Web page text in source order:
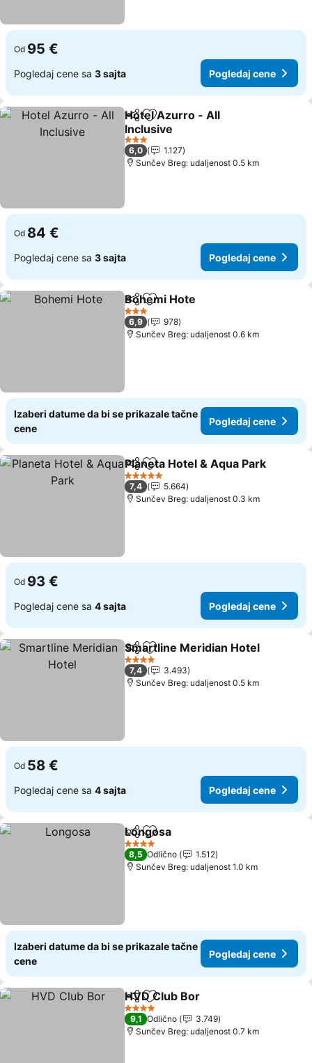
Od 95 €
Pogledaj cene sa 3 sajta Pogledaj cene
Deli Dodati u favorite
Hotel Azurro - All
Inclusive
3 Zvezdice
6,0
1.127
Sunčev Breg: udaljenost 0.5 km
Od 84 €
Pogledaj cene sa 3 sajta Pogledaj cene
Deli Dodati u favorite
Bohemi Hote
3 Zvezdice
6,9
978
Sunčev Breg: udaljenost 0.6 km
Izaberi datume da bi se prikazale tačne
cene
Pogledaj cene
Deli Dodati u favorite
Planeta Hotel & Aqua Park
5 Zvezdice
7,4
5.664
Sunčev Breg: udaljenost 0.3 km
Od 93 €
Pogledaj cene sa 4 sajta Pogledaj cene
Deli Dodati u favorite
Smartline Meridian Hotel
4 Zvezdice
7,4
3.493
Sunčev Breg: udaljenost 0.5 km
Od 58 €
Pogledaj cene sa 4 sajta Pogledaj cene
Deli Dodati u favorite
Longosa
4 Zvezdice
8,5 Odlično
1.512
Sunčev Breg: udaljenost 1.0 km
Izaberi datume da bi se prikazale tačne
cene
Pogledaj cene
Deli Dodati u favorite
HVD Club Bor
4 Zvezdice
9,1 Odlično
3.749
Sunčev Breg: udaljenost 0.7 km